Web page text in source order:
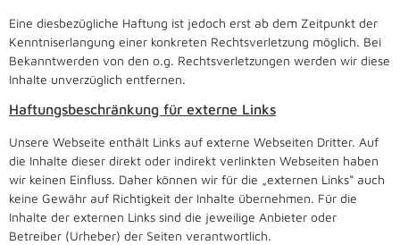
Eine diesbezügliche Haftung ist jedoch erst ab dem Zeitpunkt der
Kenntniserlangung einer konkreten Rechtsverletzung möglich. Bei
Bekanntwerden von den o.g. Rechtsverletzungen werden wir diese
Inhalte unverzüglich entfernen.
Haftungsbeschränkung für externe Links
Unsere Webseite enthält Links auf externe Webseiten Dritter. Auf
die Inhalte dieser direkt oder indirekt verlinkten Webseiten haben
wir keinen Einfluss. Daher können wir für die „externen Links“ auch
keine Gewähr auf Richtigkeit der Inhalte übernehmen. Für die
Inhalte der externen Links sind die jeweilige Anbieter oder
Betreiber (Urheber) der Seiten verantwortlich.